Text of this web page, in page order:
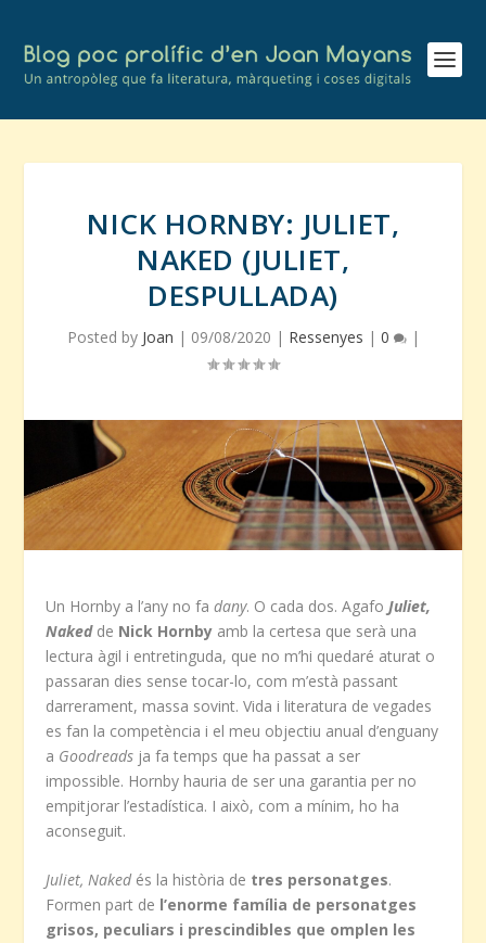
NICK HORNBY: JULIET,
NAKED (JULIET,
DESPULLADA)
Posted by Joan | 09/08/2020 | Ressenyes | 0 |
Un Hornby a l’any no fadany. O cada dos. AgafoJuliet,
Nakedde Nick Hornby amb la certesa que serà una
lectura àgil i entretinguda, que no m’hi quedaré aturat o
passaran dies sense tocar-lo, com m’està passant
darrerament, massa sovint. Vida i literatura de vegades
es fan la competència i el meu objectiu anual d’enguany
a Goodreads ja fa temps que ha passat a ser
impossible. Hornby hauria de ser una garantia per no
empitjorar l’estadística. I això, com a mínim, ho ha
aconseguit.
Juliet, Nakedés la història de tres personatges.
Formen part de l’enorme família de personatges
grisos, peculiars i prescindibles que omplen les